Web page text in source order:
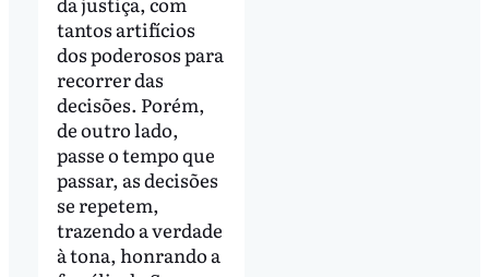
tantos artifícios
dos poderosos para
recorrer das
decisões. Porém,
de outro lado,
passe o tempo que
passar, as decisões
se repetem,
trazendo a verdade
à tona, honrando a